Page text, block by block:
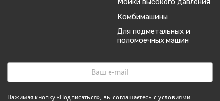
Мойки высокого давления
Комбимашины
Для подметальных и
поломоечных машин
Нажимая кнопку «Подписаться», вы соглашаетесь сусловиями